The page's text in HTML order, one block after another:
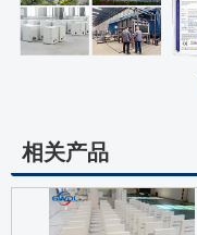
相关产品